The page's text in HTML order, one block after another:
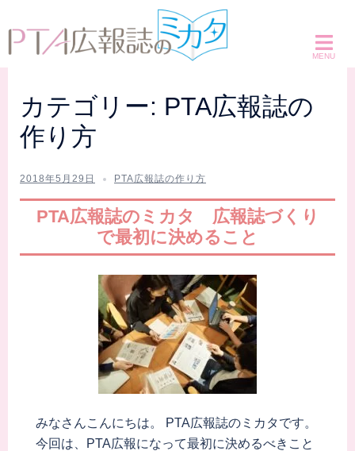
ン
ン
カテゴリー: PTA広報誌の
作り方
2018年5月29日 PTA広報誌の作り方
PTA広報誌のミカタ 広報誌づくり
で最初に決めること
みなさんこんにちは。 PTA広報誌のミカタです。
今回は、PTA広報になって最初に決めるべきこと